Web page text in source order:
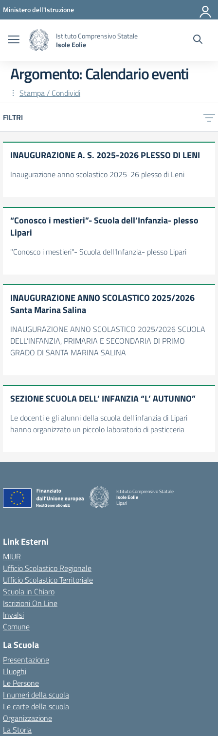
Vai ai contenuti
Vai al menu di navigazione
Vai al footer
Ministero dell'Istruzione
Istituto Comprensivo Statale
Isole Eolie
Argomento: Calendario eventi
Stampa / Condividi
FILTRI
INAUGURAZIONE A. S. 2025-2026 PLESSO DI LENI
Inaugurazione anno scolastico 2025-26 plesso di Leni
“Conosco i mestieri”- Scuola dell’Infanzia- plesso
Lipari
"Conosco i mestieri"- Scuola dell'Infanzia- plesso Lipari
INAUGURAZIONE ANNO SCOLASTICO 2025/2026
Santa Marina Salina
INAUGURAZIONE ANNO SCOLASTICO 2025/2026 SCUOLA
DELL’INFANZIA, PRIMARIA E SECONDARIA DI PRIMO
GRADO DI SANTA MARINA SALINA
SEZIONE SCUOLA DELL’ INFANZIA “L’ AUTUNNO”
Le docenti e gli alunni della scuola dell'infanzia di Lipari
hanno organizzato un piccolo laboratorio di pasticceria
Istituto Comprensivo Statale
Isole Eolie
Lipari
Link Esterni
MIUR
Ufficio Scolastico Regionale
Ufficio Scolastico Territoriale
Scuola in Chiaro
Iscrizioni On Line
Invalsi
Comune
La Scuola
Presentazione
I luoghi
Le Persone
I numeri della scuola
Le carte della scuola
Organizzazione
La Storia